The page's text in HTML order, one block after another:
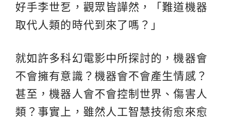
好手李世乭，觀眾皆譁然，「難道機器
取代人類的時代到來了嗎？」
就如許多科幻電影中所探討的，機器會
不會擁有意識？機器會不會產生情感？
甚至，機器人會不會控制世界、傷害人
類？事實上，雖然人工智慧技術愈來愈